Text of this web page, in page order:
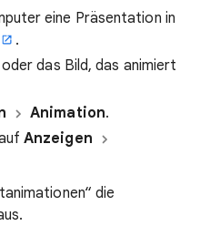
eine Präsentation in
.
das Bild, das animiert
Animation.
Anzeigen
die